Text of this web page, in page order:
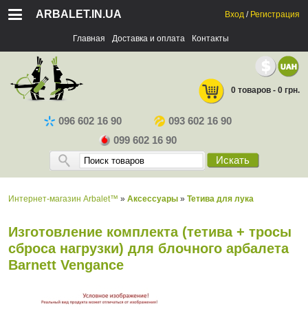
ARBALET.IN.UA
Главная Доставка и оплата Контакты
Вход / Регистрация
096 602 16 90
093 602 16 90
099 602 16 90
Искать
0 товаров - 0 грн.
Интернет-магазин Arbalet™ » Аксессуары » Тетива для лука
Изготовление комплекта (тетива + тросы
сброса нагрузки) для блочного арбалета
Barnett Vengance